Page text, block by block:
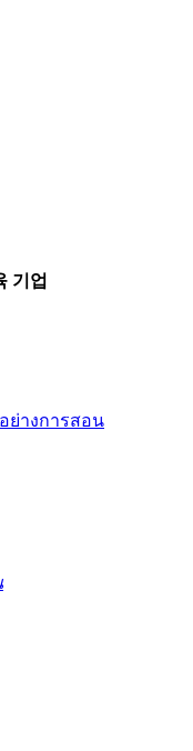
기업
ย่างการสอน